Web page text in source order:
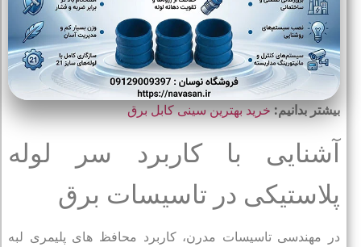
بیشتر بدانیم:خرید بهترین سینی کابل برق
آشنایی با کاربرد سر لوله
پلاستیکی در تاسیسات برق
در مهندسی تاسیسات مدرن، کاربرد محافظ‌ های پلیمری لبه